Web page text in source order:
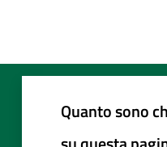
Quanto sono